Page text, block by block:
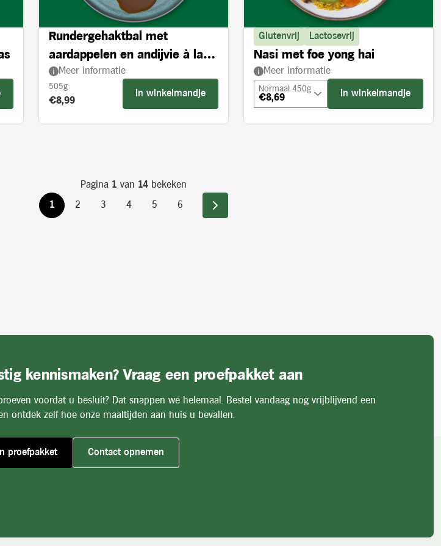
Rundergehaktbal met
aardappelen en andijvie à la
crème
Meer informatie
505g
Product prijs:
€8,99
In winkelmandje
Glutenvrij Lactosevrij
Nasi met foe yong hai
Meer informatie
Normaal 450g
€8,69 In winkelmandje
Pagina 1 van 14 bekeken
1 2 3 4 5 6
kennismaken? Vraag een proefpakket aan
voordat u besluit? Dat snappen we helemaal. Bestel vandaag nog vrijblijvend een
ontdek zelf hoe onze maaltijden aan huis u bevallen.
proefpakket Contact opnemen